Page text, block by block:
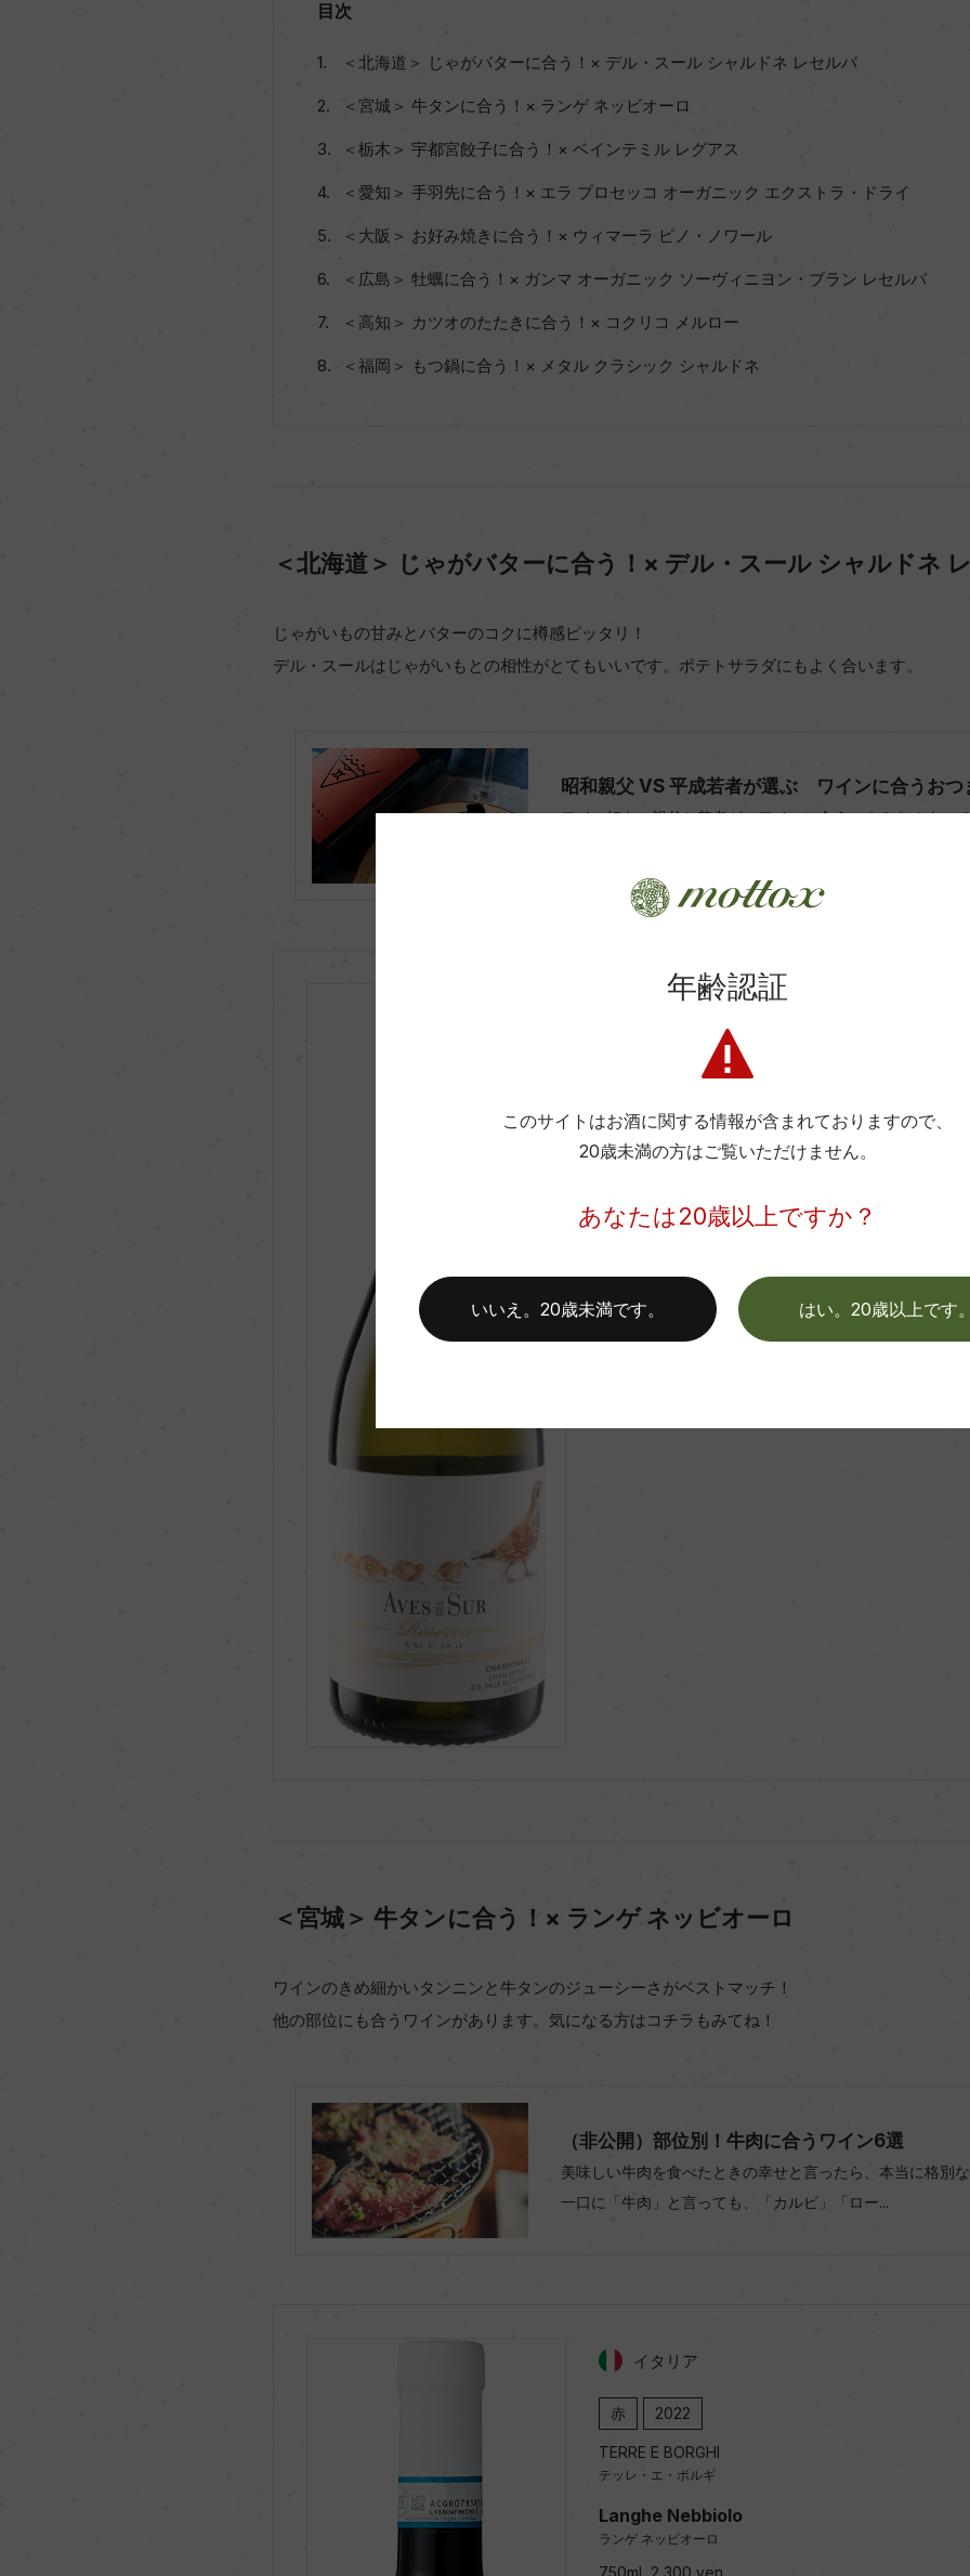
目次
＜北海道＞ じゃがバターに合う！× デル・スール シャルドネ レセルバ
＜宮城＞ 牛タンに合う！× ランゲ ネッビオーロ
＜栃木＞ 宇都宮餃子に合う！× ベインテミル レグアス
＜愛知＞ 手羽先に合う！× エラ プロセッコ オーガニック エクストラ・ドライ
＜大阪＞ お好み焼きに合う！× ウィマーラ ピノ・ノワール
＜広島＞ 牡蠣に合う！× ガンマ オーガニック ソーヴィニヨン・ブラン レセルバ
＜高知＞ カツオのたたきに合う！× コクリコ メルロー
＜福岡＞ もつ鍋に合う！× メタル クラシック シャルドネ
＜北海道＞ じゃがバターに合う！× デル・スール シャルドネ
じゃがいもの甘みとバターのコクに樽感ピッタリ！
デル・スールはじゃがいもとの相性がとてもいいです。ポテトサラダにもよく合います。
昭和親父 VS 平成若者が選ぶ ワインに合うおつ
ワイン好きの親父と若者が、ワインに合うつまみをめぐっ
ビーニャ・デル・ペドリガル
Aves del sur Chardonnay Reserva
750ml, 1,500 yen
＜宮城＞ 牛タンに合う！× ランゲ ネッビオーロ
ワインのきめ細かいタンニンと牛タンのジューシーさがベストマッチ！
他の部位にも合うワインがあります。気になる方はコチラもみてね！
（非公開）部位別！牛肉に合うワイン6選
美味しい牛肉を食べたときの幸せと言ったら、本当に格別
一口に「牛肉」と言っても、「カルビ」「ロー...
イタリア
赤 2022
TERRE E BORGHI
テッレ・エ・ボルギ
Langhe Nebbiolo
ランゲ ネッビオーロ
750ml, 2,300 yen
年齢認証
このサイトはお酒に関する情報が含まれておりますので、
20歳未満の方はご覧いただけません。
あなたは20歳以上ですか？
はい。20歳以上です
いいえ。20歳未満です。